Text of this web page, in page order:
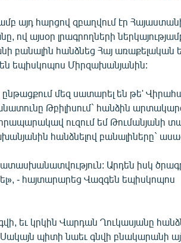
այդ հարցով զբաղվում էր
ով այսօր լրագրողների
բանալին հանձնեց Հայ առաքելական
եպիսկոպոս Միրզախանյանին:
ընթացքում մեզ սատարել են թե'
Թբիլիսում` հանձին
ուզում եմ Թումանյանի
հանձնելով բանալիները`
Արդեն իսկ
- հայտարարեց Վազգեն եպիսկոպոս
եւ կրկին Վարդան Ղուկասյանը
պիտի նաեւ գնվի բնակարանի